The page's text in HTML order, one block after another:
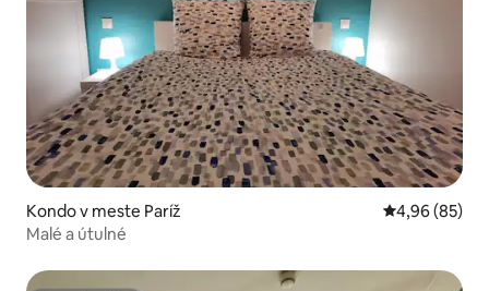
Kondo v meste Paríž Priemerné
4,96 (85)
Malé a útulné